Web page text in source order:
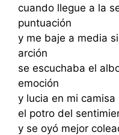
cuando llegue a la
puntuación
y me baje a media
arción
se escuchaba el
emoción
y lucia en mi
el potro del
y se oyó mejor